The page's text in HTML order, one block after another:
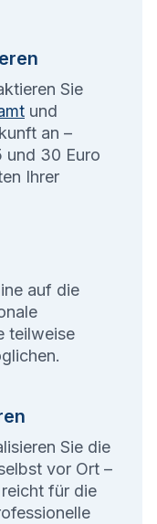
Sie
und
an –
und 30 Euro
Ihrer
auf die
teilweise
Sie die
vor Ort –
für die